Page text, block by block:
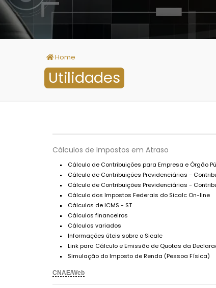
Home
Utilidades
Cálculos de Impostos em Atraso
Cálculo de Contribuições para Empresa e Órgão
Cálculo de Contribuições Previdenciárias -
Cálculo de Contribuições Previdenciárias -
Cálculo dos Impostos Federais do Sicalc On-line
Cálculos de ICMS - ST
Cálculos financeiros
Cálculos variados
Informações úteis sobre o Sicalc
Link para Cálculo e Emissão de Quotas da
Simulação do Imposto de Renda (Pessoa Física)
CNAE/Web